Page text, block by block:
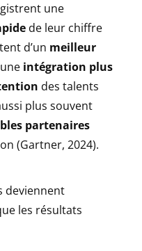
une
de leur chiffre
d’un meilleur
intégration plus
des talents
plus souvent
partenaires
(Gartner, 2024).
deviennent
les résultats